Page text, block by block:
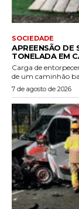
SOCIEDADE
APREENSÃO DE
TONELADA EM
Carga de
de um caminhão
7 de agosto de 2026